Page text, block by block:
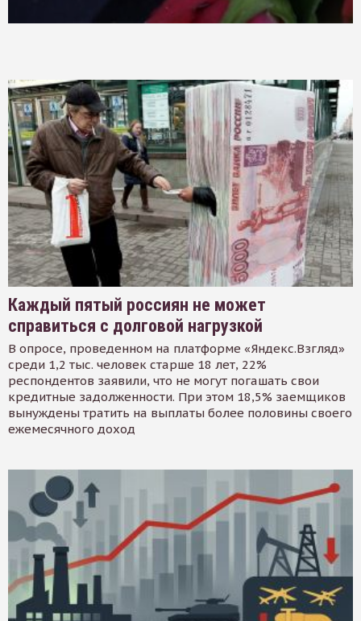
Каждый пятый россиян не может
справиться с долговой нагрузкой
В опросе, проведенном на платформе «Яндекс.Взгляд»
среди 1,2 тыс. человек старше 18 лет, 22%
респондентов заявили, что не могут погашать свои
кредитные задолженности. При этом 18,5% заемщиков
вынуждены тратить на выплаты более половины своего
ежемесячного доход